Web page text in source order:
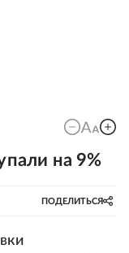
на 9%
ПОДЕЛИТЬСЯ